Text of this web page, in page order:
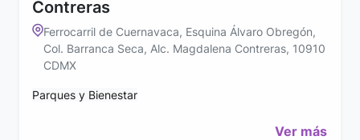
Contreras
Ferrocarril de Cuernavaca, Esquina Álvaro Obregón,
Col. Barranca Seca, Alc. Magdalena Contreras, 10910
CDMX
Parques y Bienestar
Ver más